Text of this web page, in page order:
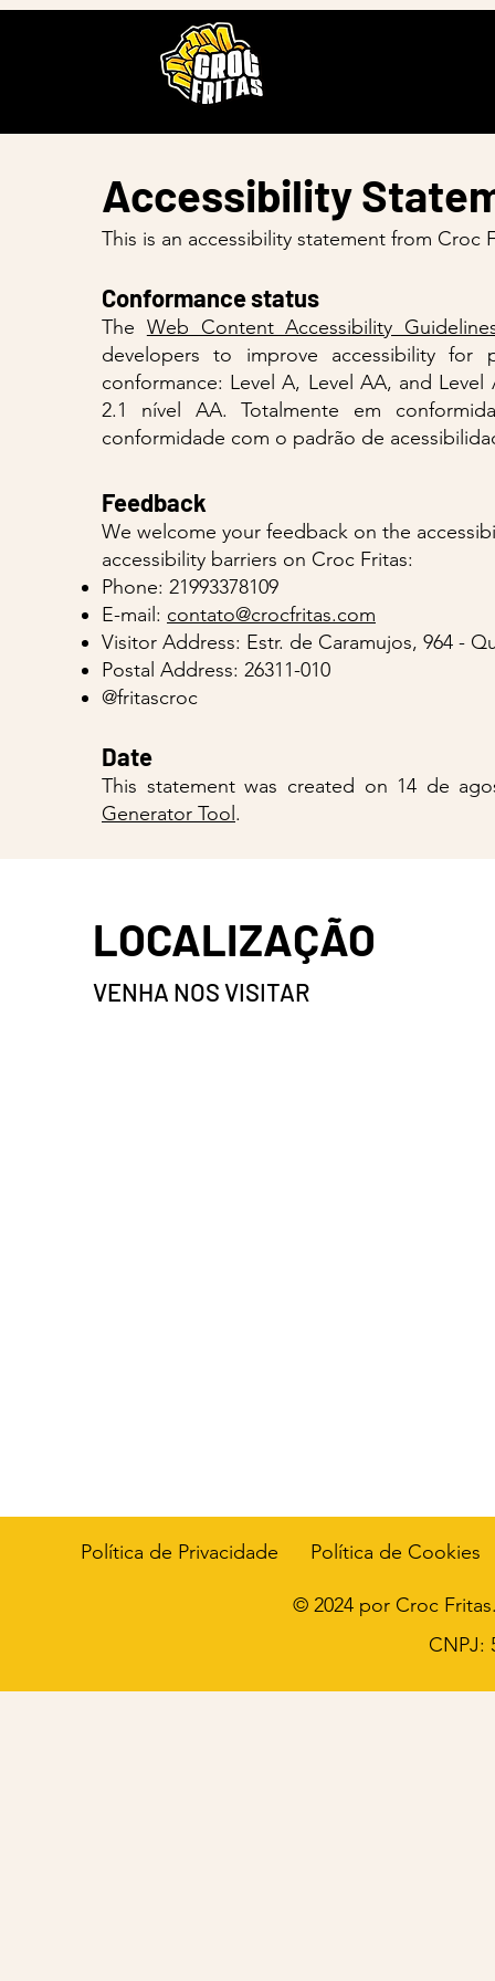
Accessibility
This is an accessibility statement from Croc
Conformance status
The Web Content Accessibility
developers to improve accessibility
conformance: Level A, Level AA, and
2.1 nível AA. Totalmente em
conformidade com o padrão de
Feedback
We welcome your feedback on the
accessibility barriers on Croc Fritas:
Phone: 21993378109
E-mail: contato@crocfritas.com
Visitor Address: Estr. de Caramujos, 964 -
Postal Address: 26311-010
@fritascroc
Date
This statement was created on 14 de
Generator Tool .
LOCALIZAÇÃO
VENHA NOS VISITAR
Política de Privacidade Política de Cookies
© 2024 por Croc
CNPJ: